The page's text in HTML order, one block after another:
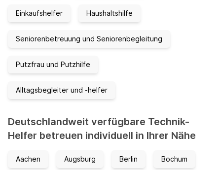
Einkaufshelfer Haushaltshilfe
Seniorenbetreuung und Seniorenbegleitung
Putzfrau und Putzhilfe
Alltagsbegleiter und -helfer
Deutschlandweit verfügbare Technik-
Helfer betreuen individuell in Ihrer Nähe
Aachen Augsburg Berlin Bochum